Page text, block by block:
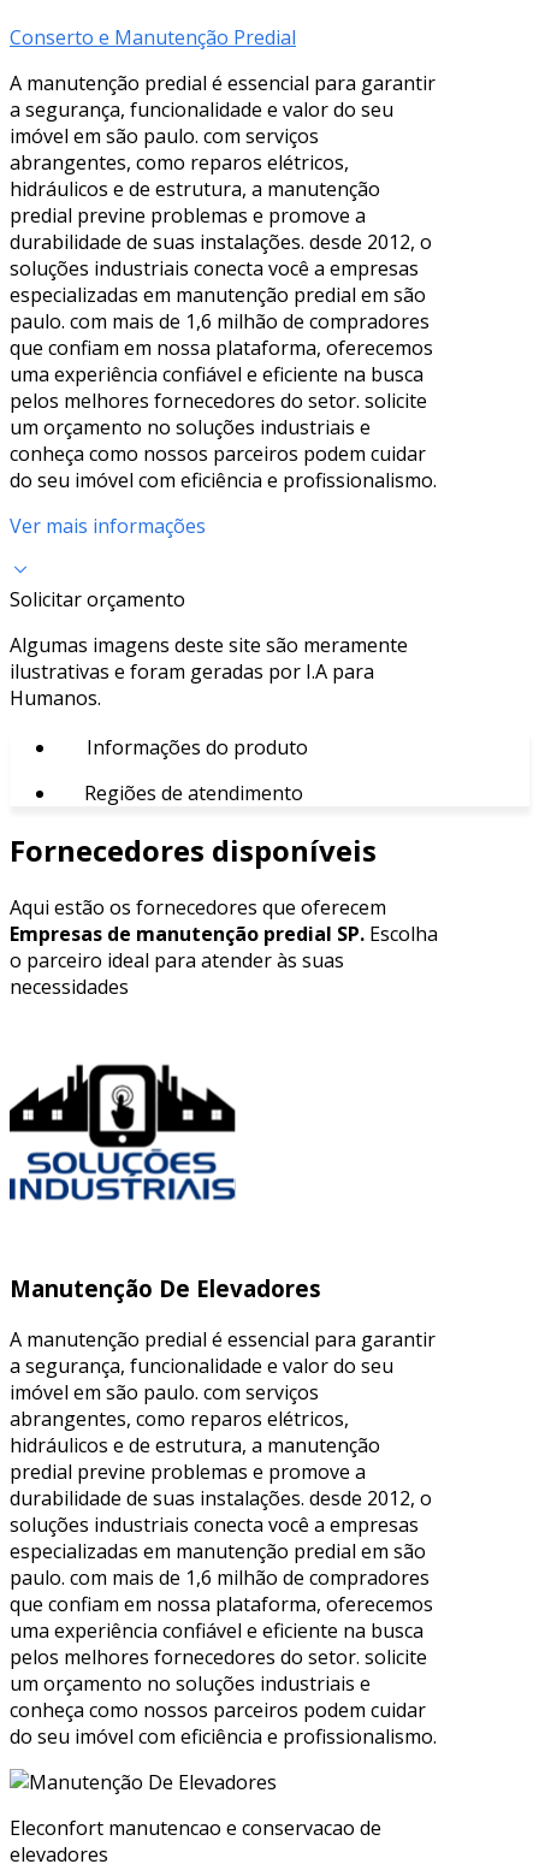
Conserto e Manutenção Predial
A manutenção predial é essencial para garantir
a segurança, funcionalidade e valor do seu
imóvel em são paulo. com serviços
abrangentes, como reparos elétricos,
hidráulicos e de estrutura, a manutenção
predial previne problemas e promove a
durabilidade de suas instalações. desde 2012, o
soluções industriais conecta você a empresas
especializadas em manutenção predial em são
paulo. com mais de 1,6 milhão de compradores
que confiam em nossa plataforma, oferecemos
uma experiência confiável e eficiente na busca
pelos melhores fornecedores do setor. solicite
um orçamento no soluções industriais e
conheça como nossos parceiros podem cuidar
do seu imóvel com eficiência e profissionalismo.
Ver mais informações
Solicitar orçamento
Algumas imagens deste site são meramente
ilustrativas e foram geradas por I.A para
Humanos.
Informações do produto
Regiões de atendimento
Fornecedores disponíveis
Aqui estão os fornecedores que oferecem
Empresas de manutenção predial SP. Escolha
o parceiro ideal para atender às suas
necessidades
Manutenção De Elevadores
A manutenção predial é essencial para garantir
a segurança, funcionalidade e valor do seu
imóvel em são paulo. com serviços
abrangentes, como reparos elétricos,
hidráulicos e de estrutura, a manutenção
predial previne problemas e promove a
durabilidade de suas instalações. desde 2012, o
soluções industriais conecta você a empresas
especializadas em manutenção predial em são
paulo. com mais de 1,6 milhão de compradores
que confiam em nossa plataforma, oferecemos
uma experiência confiável e eficiente na busca
pelos melhores fornecedores do setor. solicite
um orçamento no soluções industriais e
conheça como nossos parceiros podem cuidar
do seu imóvel com eficiência e profissionalismo.
Eleconfort manutencao e conservacao de
elevadores